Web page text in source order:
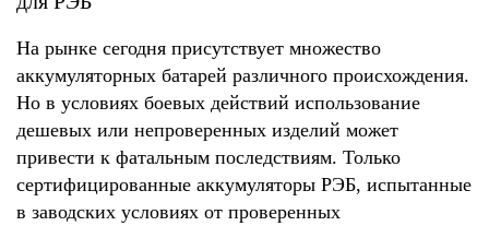
На рынке сегодня присутствует множество
аккумуляторных батарей различного происхождения.
Но в условиях боевых действий использование
дешевых или непроверенных изделий может
привести к фатальным последствиям. Только
сертифицированные аккумуляторы РЭБ, испытанные
в заводских условиях от проверенных